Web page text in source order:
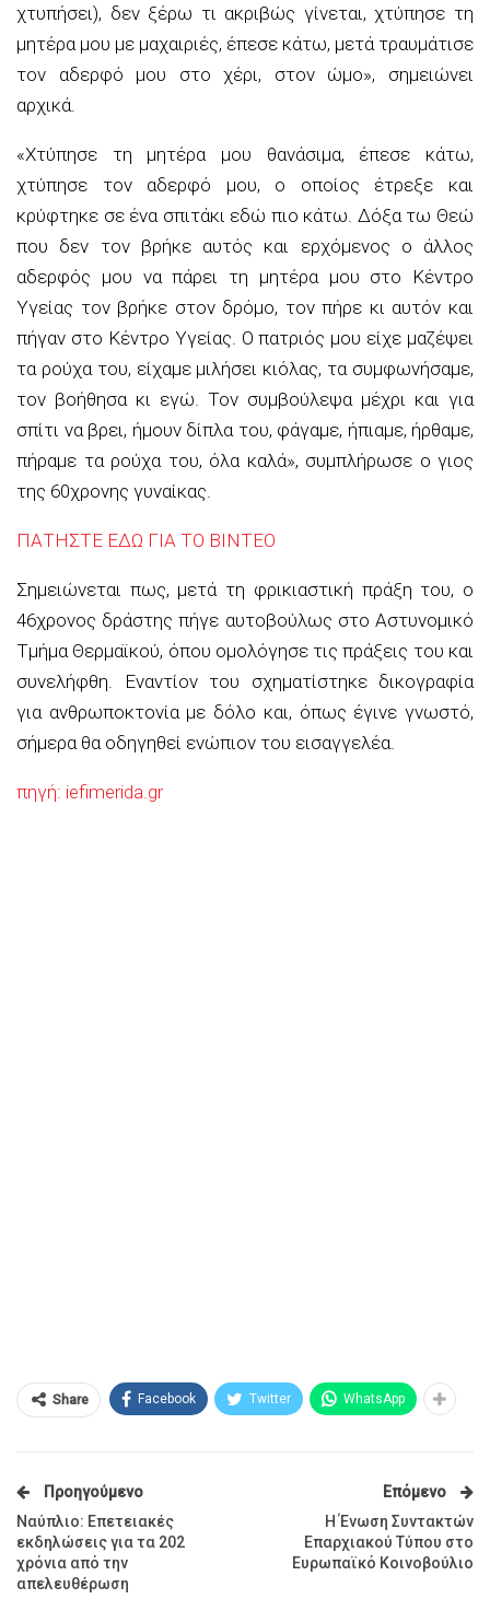
χτυπήσει), δεν ξέρω τι ακριβώς γίνεται, χτύπησε τη
μητέρα μου με μαχαιριές, έπεσε κάτω, μετά τραυμάτισε
τον αδερφό μου στο χέρι, στον ώμο», σημειώνει
αρχικά.
«Χτύπησε τη μητέρα μου θανάσιμα, έπεσε κάτω,
χτύπησε τον αδερφό μου, ο οποίος έτρεξε και
κρύφτηκε σε ένα σπιτάκι εδώ πιο κάτω. Δόξα τω Θεώ
που δεν τον βρήκε αυτός και ερχόμενος ο άλλος
αδερφός μου να πάρει τη μητέρα μου στο Κέντρο
Υγείας τον βρήκε στον δρόμο, τον πήρε κι αυτόν και
πήγαν στο Κέντρο Υγείας. Ο πατριός μου είχε μαζέψει
τα ρούχα του, είχαμε μιλήσει κιόλας, τα συμφωνήσαμε,
τον βοήθησα κι εγώ. Τον συμβούλεψα μέχρι και για
σπίτι να βρει, ήμουν δίπλα του, φάγαμε, ήπιαμε, ήρθαμε,
πήραμε τα ρούχα του, όλα καλά», συμπλήρωσε ο γιος
της 60χρονης γυναίκας.
ΠΑΤΗΣΤΕ ΕΔΩ ΓΙΑ ΤΟ ΒΙΝΤΕΟ
Σημειώνεται πως, μετά τη φρικιαστική πράξη του, ο
46χρονος δράστης πήγε αυτοβούλως στο Αστυνομικό
Τμήμα Θερμαϊκού, όπου ομολόγησε τις πράξεις του και
συνελήφθη. Εναντίον του σχηματίστηκε δικογραφία
για ανθρωποκτονία με δόλο και, όπως έγινε γνωστό,
σήμερα θα οδηγηθεί ενώπιον του εισαγγελέα.
πηγή: iefimerida.gr
Share Facebook Twitter WhatsApp
Προηγούμενο
Ναύπλιο: Επετειακές
εκδηλώσεις για τα 202
χρόνια από την
απελευθέρωση
Επόμενο
Η Ένωση Συντακτών
Επαρχιακού Τύπου στο
Ευρωπαϊκό Κοινοβούλιο